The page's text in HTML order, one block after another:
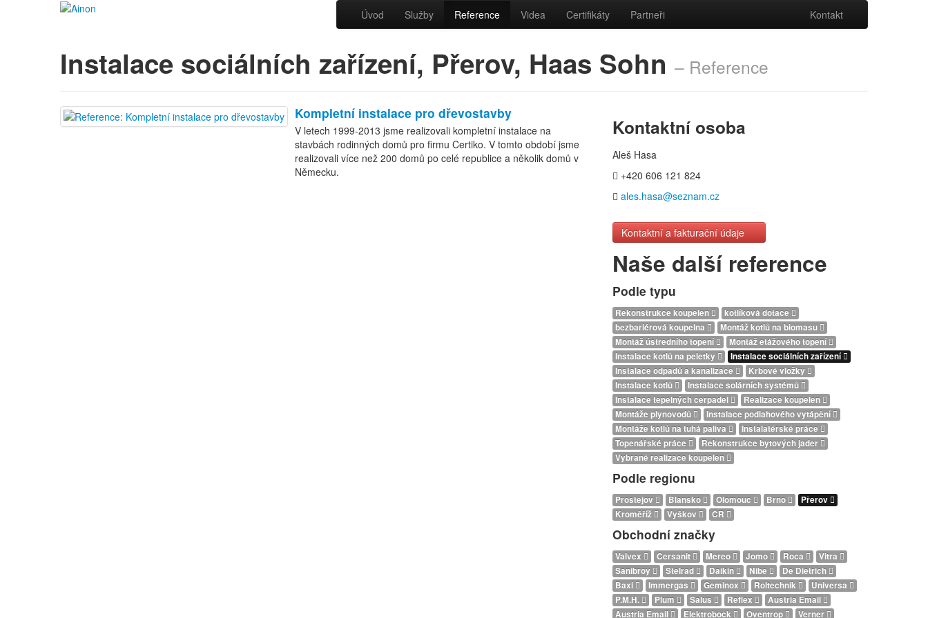
Úvod Služby Reference Videa Certifikáty Partneři Kontakt
Instalace sociálních zařízení, Přerov, Haas Sohn – Reference
Kompletní instalace pro dřevostavby
V letech 1999-2013 jsme realizovali kompletní instalace na
stavbách rodinných domů pro firmu Certiko. V tomto období jsme
realizovali více než 200 domů po celé republice a několik domů v
Německu.
Kontaktní osoba
Aleš Hasa
+420 606 121 824
ales.hasa@seznam.cz
Kontaktní a fakturační údaje
Naše další reference
Podle typu
Rekonstrukce koupelen
kotlíková dotace
bezbariérová koupelna
Montáž kotlů na biomasu
Montáž ústředního topení
Montáž etážového topení
Instalace kotlů na peletky
Instalace sociálních zařízení
Instalace odpadů a kanalizace
Krbové vložky
Instalace kotlů
Instalace solárních systémů
Instalace tepelných čerpadel
Realizace koupelen
Montáže plynovodů
Instalace podlahového vytápění
Montáže kotlů na tuhá paliva
Instalatérské práce
Topenářské práce
Rekonstrukce bytových jader
Vybrané realizace koupelen
Podle regionu
Prostějov Blansko Olomouc Brno
Přerov
Kroměříž
Vyškov ČR
Obchodní značky
Valvex Cersanit Mereo Jomo Roca
Vitra
Sanibroy
Stelrad Daikin Nibe
De Dietrich
Baxi
Immergas Geminox Roltechnik
Universa
P.M.H.
Plum Salus Reflex
Austria Email
Austria Email
Elektrobock Oventrop Verner